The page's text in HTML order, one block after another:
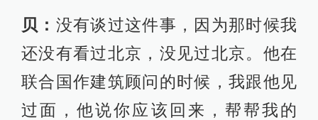
贝： 没有谈过这件事，因为那时候我
还没有看过北京，没见过北京。他在
联合国作建筑顾问的时候，我跟他见
过面，他说你应该回来，帮帮我的